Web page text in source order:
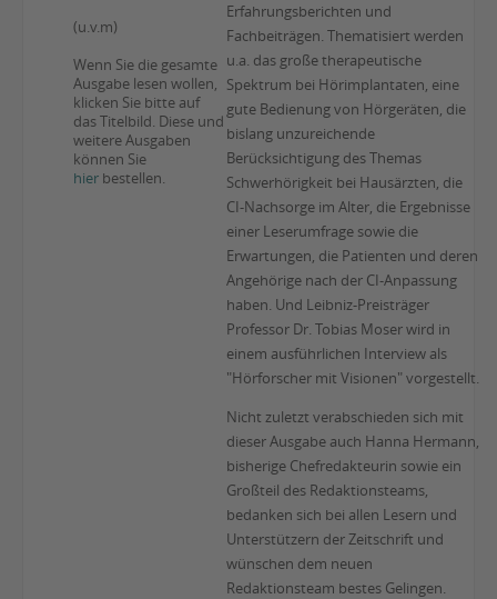
(u.v.m)
Wenn Sie die gesamte
Ausgabe lesen wollen,
klicken Sie bitte auf
das Titelbild. Diese und
weitere Ausgaben
können Sie
hier bestellen.
Erfahrungsberichten und
Fachbeiträgen. Thematisiert werden
u.a. das große therapeutische
Spektrum bei Hörimplantaten, eine
gute Bedienung von Hörgeräten, die
bislang unzureichende
Berücksichtigung des Themas
Schwerhörigkeit bei Hausärzten, die
CI-Nachsorge im Alter, die Ergebnisse
einer Leserumfrage sowie die
Erwartungen, die Patienten und deren
Angehörige nach der CI-Anpassung
haben. Und Leibniz-Preisträger
Professor Dr. Tobias Moser wird in
einem ausführlichen Interview als
"Hörforscher mit Visionen" vorgestellt.
Nicht zuletzt verabschieden sich mit
dieser Ausgabe auch Hanna Hermann,
bisherige Chefredakteurin sowie ein
Großteil des Redaktionsteams,
bedanken sich bei allen Lesern und
Unterstützern der Zeitschrift und
wünschen dem neuen
Redaktionsteam bestes Gelingen.